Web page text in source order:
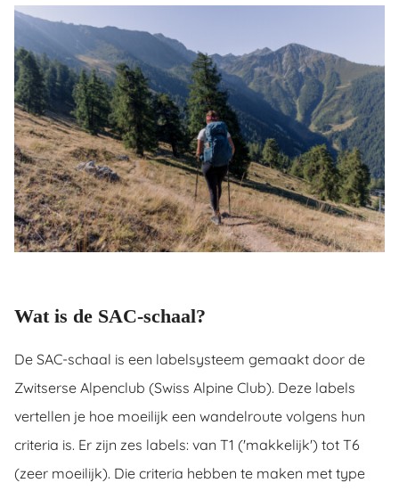
Wat is de SAC-schaal?
De SAC-schaal is een labelsysteem gemaakt door de
Zwitserse Alpenclub (Swiss Alpine Club). Deze labels
vertellen je hoe moeilijk een wandelroute volgens hun
criteria is. Er zijn zes labels: van T1 ('makkelijk') tot T6
(zeer moeilijk). Die criteria hebben te maken met type
te
over
van
op
gebruikt
te
de